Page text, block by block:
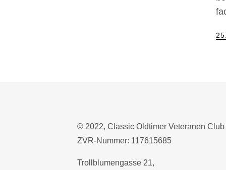
© 2022, Classic Oldtimer Veteranen Club
ZVR-Nummer: 117615685
Trollblumengasse 21,